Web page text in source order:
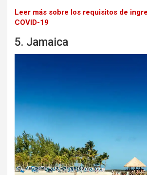
Leer más sobre los requisitos de
COVID-19
5. Jamaica